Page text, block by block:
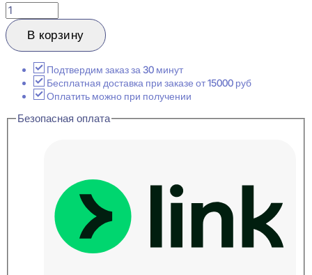
Количество
товара
Evroplast
1.50.170
потолочный
79x113x2000
В корзину
Подтвердим заказ за 30 минут
Бесплатная доставка при заказе от 15000 руб
Оплатить можно при получении
Безопасная оплата